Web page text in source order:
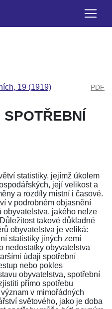
19 (1919) PDF
statistiky, jejímž úkolem
její velikost a
a rozdíly místní i časové.
v podrobném objasnění
obyvatelstva, jakého nelze
takové důkladné
obyvatelstva je veliká:
statistiky jiných zemí
nedostatky obyvatelstva
údaji spotřební
nebo pokles
obyvatelstva, spotřební
přímo spotřebu
v mimořádných
světového, jako je doba